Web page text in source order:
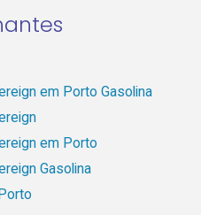
em Porto Gasolina
em Porto
Gasolina